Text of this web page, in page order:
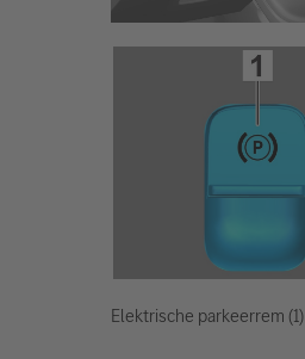
Elektrische parkeerrem (1)